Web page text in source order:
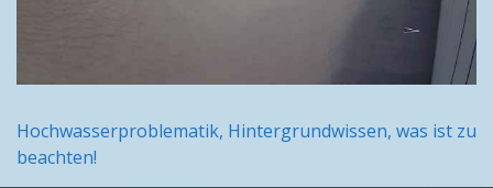
Hochwasserproblematik, Hintergrundwissen, was ist zu
beachten!